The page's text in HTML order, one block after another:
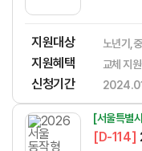
지원대상 노년기,
지원혜택 교체 지
신청기간
[서울특별
[D-114]